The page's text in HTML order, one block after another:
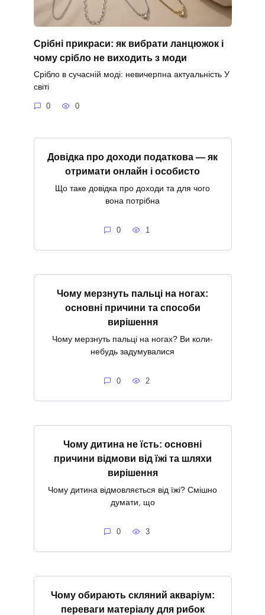
Срібні прикраси: як вибрати ланцюжок і
чому срібло не виходить з моди
Срібло в сучасній моді: невичерпна актуальність У
світі
0 0
Довідка про доходи податкова — як
отримати онлайн і особисто
Що таке довідка про доходи та для чого
вона потрібна
0 1
Чому мерзнуть пальці на ногах:
основні причини та способи
вирішення
Чому мерзнуть пальці на ногах? Ви коли-
небудь задумувалися
0 2
Чому дитина не їсть: основні
причини відмови від їжі та шляхи
вирішення
Чому дитина відмовляється від їжі? Смішно
думати, що
0 3
Чому обирають скляний акваріум:
переваги матеріалу для рибок